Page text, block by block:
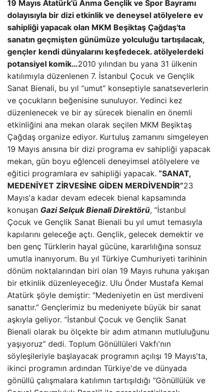
19 Mayıs Atatürk'ü Anma Gençlik ve Spor Bayramı
dolayısıyla bir dizi etkinlik ve deneysel atölyelere ev
sahipliği yapacak olan MKM Beşiktaş Çağdaş'ta
sanatın geçmişten günümüze yolculuğu tartışılacak,
gençler kendi dünyalarını keşfedecek. atölyelerdeki
potansiyel komik…2010 yılından bu yana 31 ülkenin
katılımıyla düzenlenen 7. İstanbul Çocuk ve Gençlik
Sanat Bienali, bu yıl “umut” konseptiyle sanatseverlerin
ve çocukların beğenisine sunuluyor. Yedinci kez
düzenlenecek ve bir ay sürecek bienalin en önemli
etkinliğini ana mekan olarak seçilen MKM Beşiktaş
Çağdaş organize ediyor. Kurtuluş zamanını simgeleyen
19 Mayıs anısına bir dizi programa ev sahipliği yapacak
mekan, gün boyu eğlenceli deneyimsel atölyelere ve
eğitici programlara ev sahipliği yapacak. “SANAT,
MEDENİYET ZİRVESİNE GİDEN MERDİVENDİR”23
Mayıs'a kadar devam edecek bienal kapsamında
konuşan Gazi Selçuk Bienali Direktörü, “İstanbul
Çocuk ve Gençlik Sanat Bienali bu yıl umut temasıyla
kapılarını geleceğe açtı. Gençlik, gelecek demektir ve
ben genç Türklerin hayal gücüne, kararlılığına sonsuz
umutla inanıyorum. Bu yıl Türkiye Cumhuriyeti tarihinin
dönüm noktalarından biri olan 19 Mayıs ruhuna yakışan
bir etkinlik düzenleyeceğiz. Ulu Önder Mustafa Kemal
Atatürk şöyle demiştir: “Medeniyetin en üst merdiveni
sanattır.” Gençlerimiz bu medeniyete büyük bir sanat
aşkıyla geliyor. “İstanbul Çocuk ve Gençlik Sanat
Bienali olarak bu ölçekte bir adım atmanın mutluluğunu
yaşıyoruz” dedi. Toplum Gönüllüleri Vakfı'nın
söyleşileriyle başlayacak programın açılışı 19 Mayıs'ta,
ikinci programın ardından Türkiye'de ve dünyada
gönüllü çalışmalara katılımın tartışıldığı “Gönüllülük ve